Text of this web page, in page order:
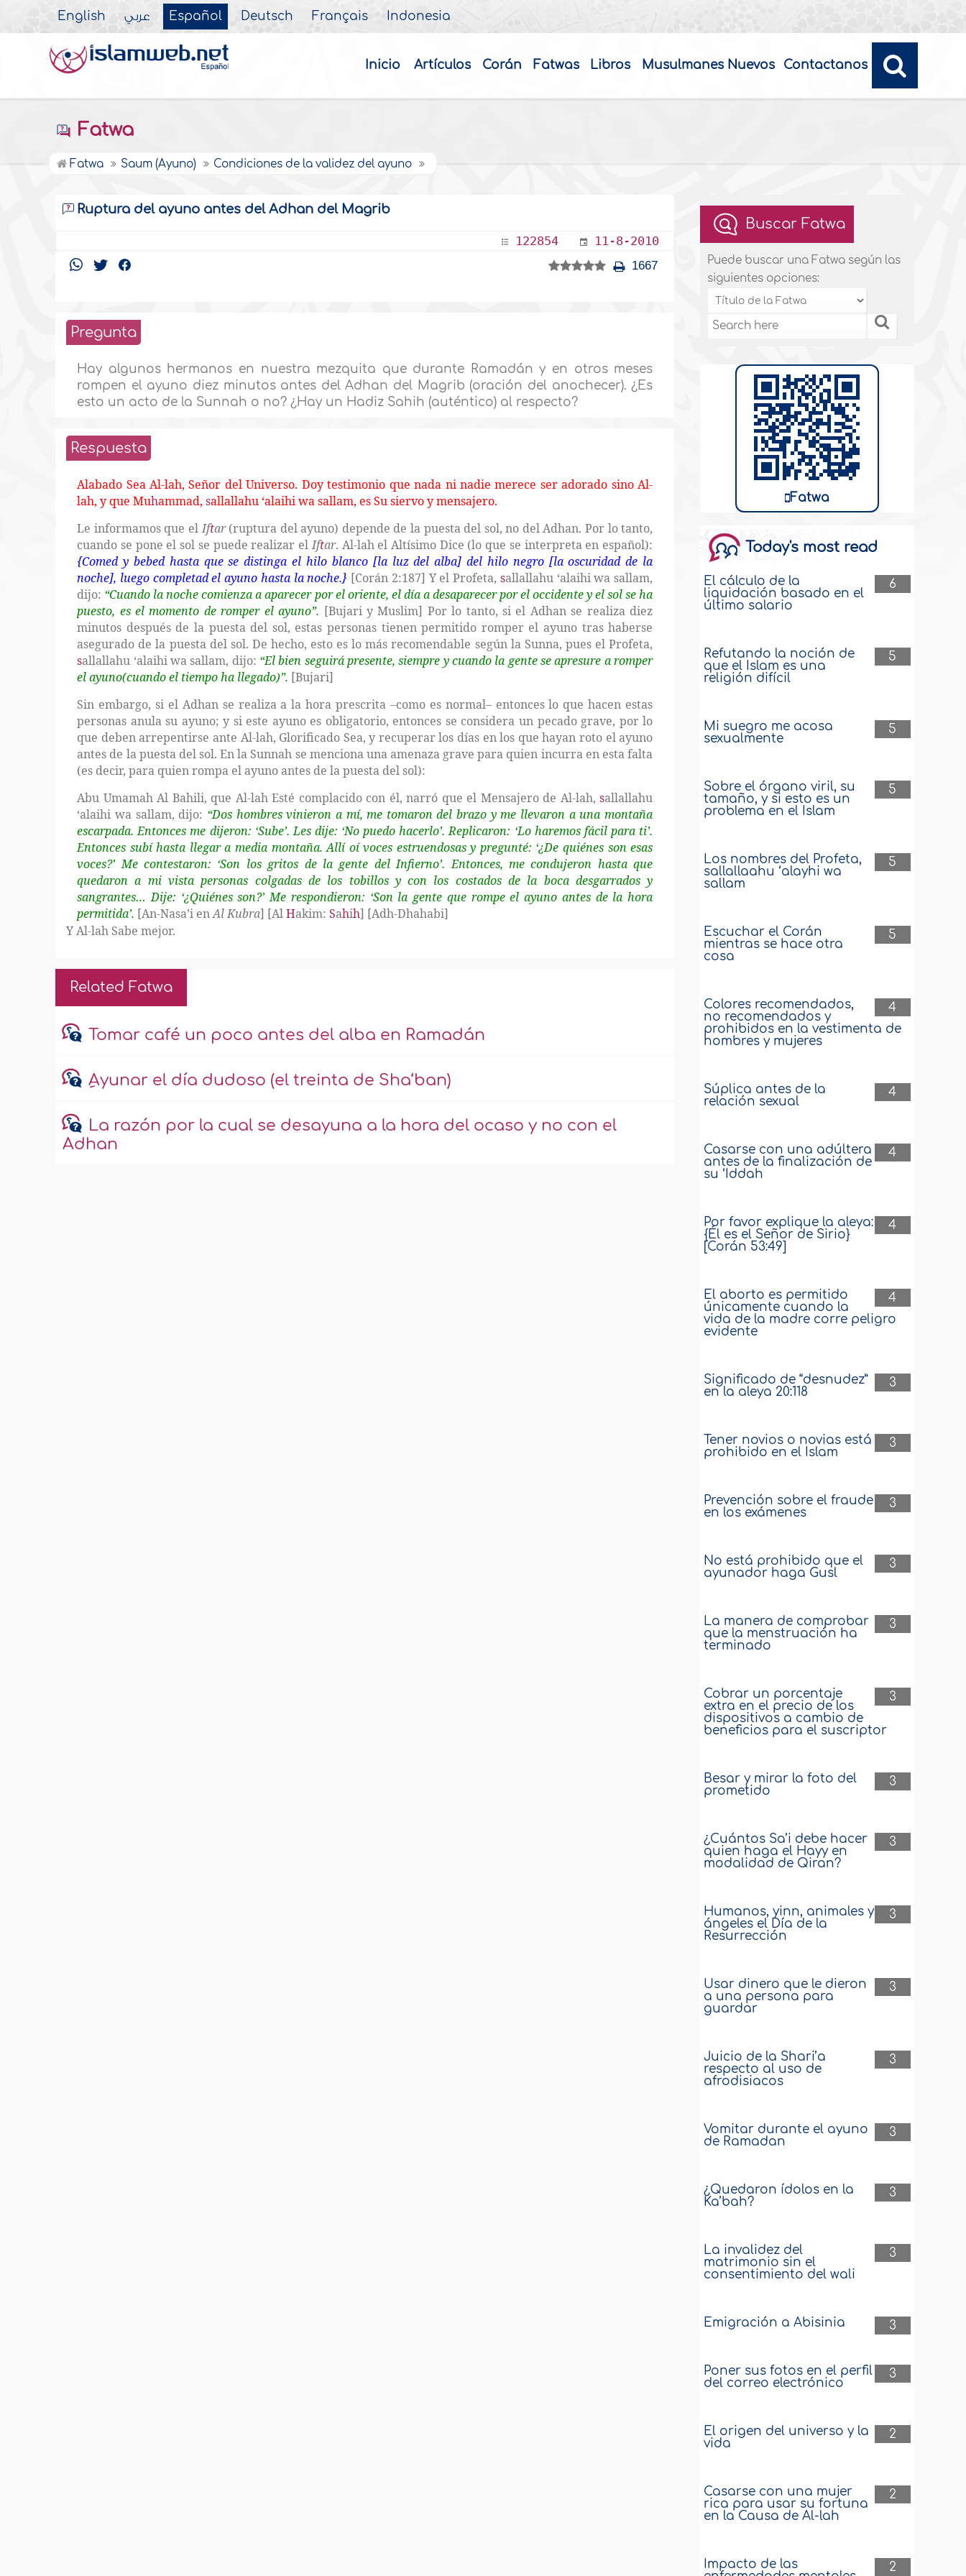
English عربي Español Deutsch Français Indonesia
Inicio Artículos Corán Fatwas Libros Musulmanes Nuevos Contactanos
Fatwa
Fatwa Saum (Ayuno) Condiciones de la validez del ayuno
Ruptura del ayuno antes del Adhan del Magrib
122854 11-8-2010
1667
Pregunta
Hay algunos hermanos en nuestra mezquita que durante Ramadán y en otros meses
rompen el ayuno diez minutos antes del Adhan del Magrib (oración del anochecer). ¿Es
esto un acto de la Sunnah o no? ¿Hay un Hadiz Sahih (auténtico) al respecto?
Respuesta
Alabado Sea Al-lah, Señor del Universo. Doy testimonio que nada ni nadie merece ser adorado sino Al-
lah, y que Muhammad, sallallahu ‘alaihi wa sallam, es Su siervo y mensajero.
Le informamos que elIftar(ruptura del ayuno) depende de la puesta del sol, no del Adhan. Por lo tanto,
cuando se pone el sol se puede realizar elIftar. Al-lah el Altísimo Dice (lo que se interpreta en español):
{Comed y bebed hasta que se distinga el hilo blanco [la luz del alba] del hilo negro [la oscuridad de la
noche], luego completad el ayuno hasta la noche.} [Corán 2:187] Y el Profeta, sallallahu ‘alaihi wa sallam,
dijo: “Cuando la noche comienza a aparecer por el oriente, el día a desaparecer por el occidente y el sol se ha
puesto, es el momento de romper el ayuno”. [Bujari y Muslim] Por lo tanto, si el Adhan se realiza diez
minutos después de la puesta del sol, estas personas tienen permitido romper el ayuno tras haberse
asegurado de la puesta del sol. De hecho, esto es lo más recomendable según la Sunna, pues el Profeta,
sallallahu ‘alaihi wa sallam, dijo: “El bien seguirá presente, siempre y cuando la gente se apresure a romper
el ayuno(cuando el tiempo ha llegado)”. [Bujari]
Sin embargo, si el Adhan se realiza a la hora prescrita –como es normal– entonces lo que hacen estas
personas anula su ayuno; y si este ayuno es obligatorio, entonces se considera un pecado grave, por lo
que deben arrepentirse ante Al-lah, Glorificado Sea, y recuperar los días en los que hayan roto el ayuno
antes de la puesta del sol. En la Sunnah se menciona una amenaza grave para quien incurra en esta falta
(es decir, para quien rompa el ayuno antes de la puesta del sol):
Abu Umamah Al Bahili, que Al-lah Esté complacido con él, narró que el Mensajero de Al-lah,sallallahu
‘alaihi wa sallam, dijo: “Dos hombres vinieron a mí, me tomaron del brazo y me llevaron a una montaña
escarpada. Entonces me dijeron: ‘Sube’. Les dije: ‘No puedo hacerlo’. Replicaron: ‘Lo haremos fácil para ti’.
Entonces subí hasta llegar a media montaña. Allí oí voces estruendosas y pregunté: ‘¿De quiénes son esas
voces?’ Me contestaron: ‘Son los gritos de la gente del Infierno’. Entonces, me condujeron hasta que
quedaron a mi vista personas colgadas de los tobillos y con los costados de la boca desgarrados y
sangrantes… Dije: ‘¿Quiénes son?’ Me respondieron: ‘Son la gente que rompe el ayuno antes de la hora
permitida’. [An-Nasa’i enAl Kubra] [AlHakim:Sahih] [Adh-Dhahabi]
Y Al-lah Sabe mejor.
Related Fatwa
Tomar café un poco antes del alba en Ramadán
ِِAyunar el día dudoso (el treinta de Sha‘ban)
La razón por la cual se desayuna a la hora del ocaso y no con el
Adhan
Buscar Fatwa
Puede buscar una Fatwa según las
siguientes opciones:
Fatwa
Today's most read
6
El cálculo de la
liquidación basado en el
último salario
5
Refutando la noción de
que el Islam es una
religión difícil
5
Mi suegro me acosa
sexualmente
5
Sobre el órgano viril, su
tamaño, y si esto es un
problema en el Islam
5
Los nombres del Profeta,
sallallaahu ‘alayhi wa
sallam
5
Escuchar el Corán
mientras se hace otra
cosa
4
Colores recomendados,
no recomendados y
prohibidos en la vestimenta de
hombres y mujeres
4
Súplica antes de la
relación sexual
4
Casarse con una adúltera
antes de la finalización de
su ‘Iddah
4
Por favor explique la aleya:
{Él es el Señor de Sirio}
[Corán 53:49]
4
El aborto es permitido
únicamente cuando la
vida de la madre corre peligro
evidente
3
Significado de “desnudez”
en la aleya 20:118
3
Tener novios o novias está
prohibido en el Islam
3
Prevención sobre el fraude
en los exámenes
3
No está prohibido que el
ayunador haga Gusl
3
La manera de comprobar
que la menstruación ha
terminado
3
Cobrar un porcentaje
extra en el precio de los
dispositivos a cambio de
beneficios para el suscriptor
3
Besar y mirar la foto del
prometido
3
¿Cuántos Sa’i debe hacer
quien haga el Hayy en
modalidad de Qiran?
3
Humanos, yinn, animales y
ángeles el Día de la
Resurrección
3
Usar dinero que le dieron
a una persona para
guardar
3
Juicio de la Shari’a
respecto al uso de
afrodisiacos
3
Vomitar durante el ayuno
de Ramadan
3
¿Quedaron ídolos en la
Ka’bah?
3
La invalidez del
matrimonio sin el
consentimiento del wali
3
Emigración a Abisinia
3
Poner sus fotos en el perfil
del correo electrónico
2
El origen del universo y la
vida
2
Casarse con una mujer
rica para usar su fortuna
en la Causa de Al-lah
2
Impacto de las